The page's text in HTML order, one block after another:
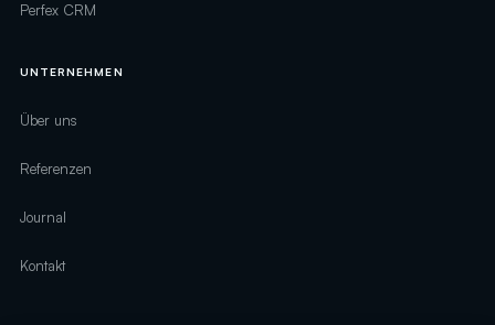
Perfex CRM
UNTERNEHMEN
Über uns
Referenzen
Journal
Kontakt